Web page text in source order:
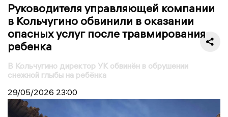
Руководителя управляющей компании
в Кольчугино обвинили в оказании
опасных услуг после травмирования
ребенка
В Кольчугино директор УК обвинён в обрушении
снежной глыбы на ребёнка
29/05/2026 23:00